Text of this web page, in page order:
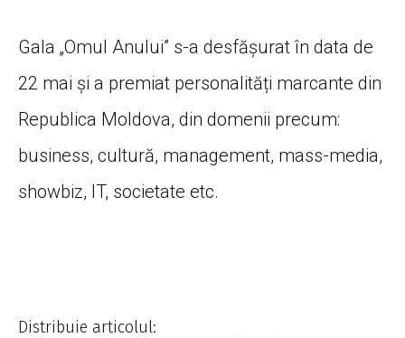
Gala „Omul Anului” s-a desfășurat în data de
22 mai și a premiat personalități marcante din
Republica Moldova, din domenii precum:
business, cultură, management, mass-media,
showbiz, IT, societate etc.
Distribuie articolul: